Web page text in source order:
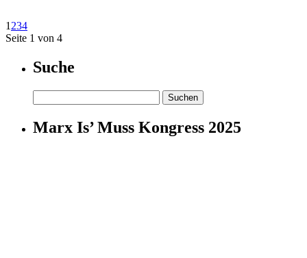
1 234
Seite 1 von 4
Suche
nach:
Marx Is’ Muss Kongress 2025